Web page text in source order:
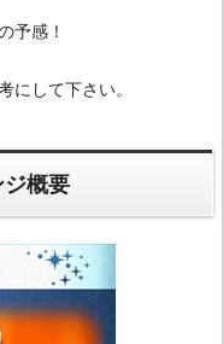
予感！
にして下さい。
概要